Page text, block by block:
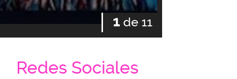
1 de 11
Redes Sociales